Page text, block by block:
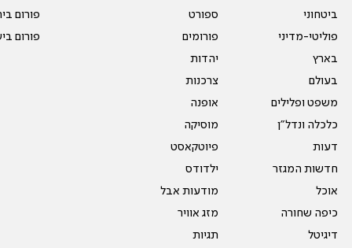
ביטחוני
פוליטי-מדיני
בארץ
בעולם
משפט ופלילים
כלכלה ונדל"ן
דעות
חדשות המגזר
אוכל
כיפה שחורה
דיגיטל
ספורט
פורומים
יהדות
צרכנות
אופנה
מוסיקה
פיוטקאסט
ילדודס
מודעות אבל
מזג אוויר
תגיות
פורום
פורום